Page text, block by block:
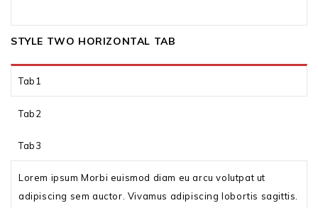
STYLE TWO HORIZONTAL TAB
Tab1
Tab2
Tab3
Lorem ipsum Morbi euismod diam eu arcu volutpat ut
adipiscing sem auctor. Vivamus adipiscing lobortis sagittis.